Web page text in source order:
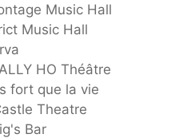
Music Hall
Music Hall
HO Théâtre
fort que la vie
Theatre
Bar